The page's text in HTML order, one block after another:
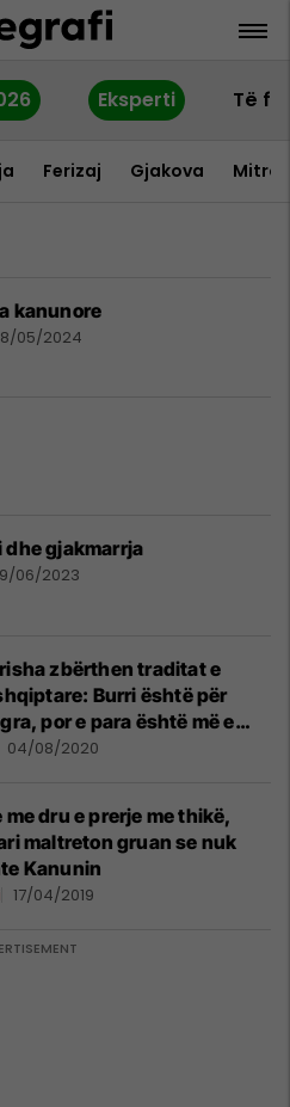
Eksperti Të
Ferizaj Gjakova
kanunore
05/2024
dhe gjakmarrja
06/2023
zbërthen traditat e
Burri është për
por e para është më e
04/08/2020
me dru e prerje me thikë,
maltreton gruan se nuk
Kanunin
17/04/2019